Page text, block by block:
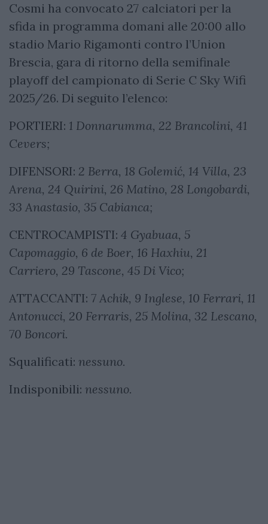
Cosmi ha convocato 27 calciatori per la
sfida in programma domani alle 20:00 allo
stadio Mario Rigamonti contro l’Union
Brescia, gara di ritorno della semifinale
playoff del campionato di Serie C Sky Wifi
2025/26. Di seguito l’elenco:
PORTIERI: 1 Donnarumma, 22 Brancolini, 41
Cevers;
DIFENSORI: 2 Berra, 18 Golemić, 14 Villa, 23
Arena, 24 Quirini, 26 Matino, 28 Longobardi,
33 Anastasio, 35 Cabianca;
CENTROCAMPISTI: 4 Gyabuaa, 5
Capomaggio, 6 de Boer, 16 Haxhiu, 21
Carriero, 29 Tascone, 45 Di Vico;
ATTACCANTI: 7 Achik, 9 Inglese, 10 Ferrari, 11
Antonucci, 20 Ferraris, 25 Molina, 32 Lescano,
70 Boncori.
Squalificati: nessuno.
Indisponibili: nessuno.